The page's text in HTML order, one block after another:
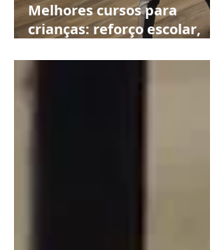
Melhores cursos para
crianças: reforço escolar,